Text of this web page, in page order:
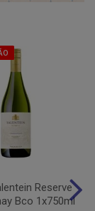
Reserve
Bco 1x750ml